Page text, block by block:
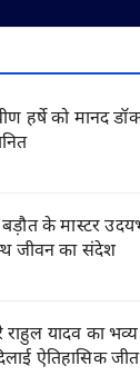
हर्षे को मानद
के मास्टर
जीवन का संदेश
राहुल यादव का
ऐतिहासिक जीत